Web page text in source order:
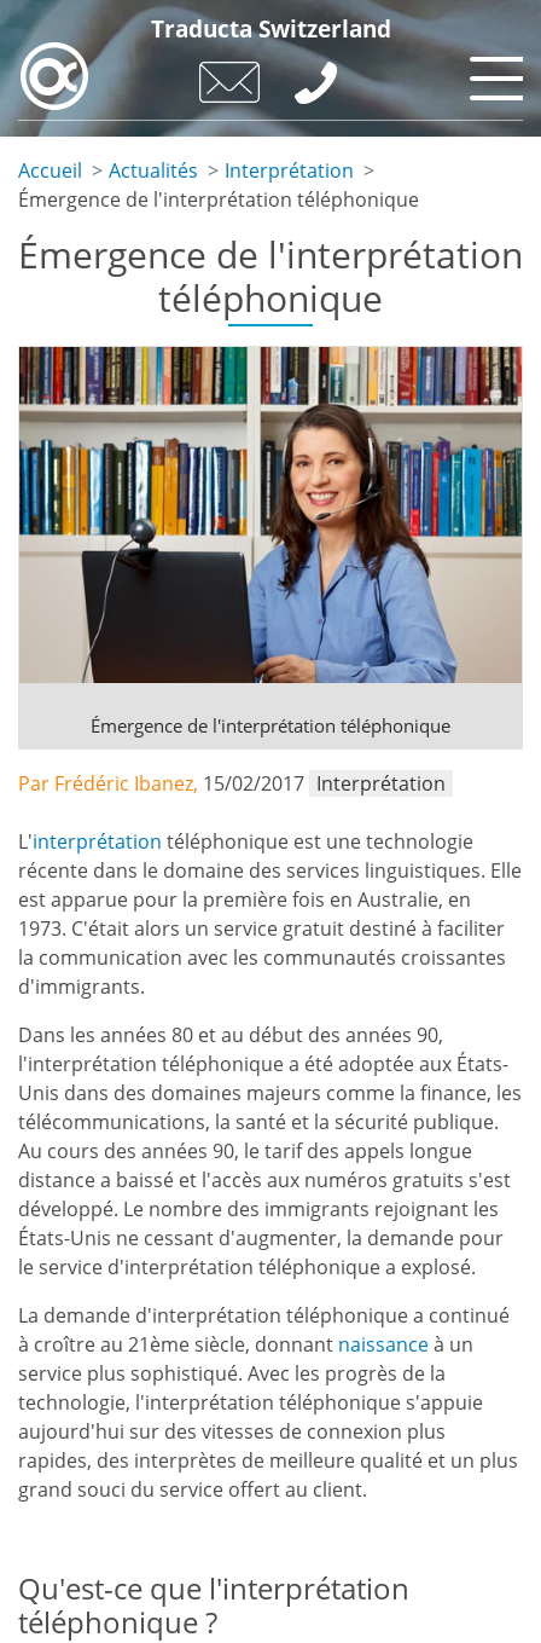
Aller
au
contenu
principal
Traducta Switzerland
Accueil Actualités
Interprétation
Émergence de l'interprétation téléphonique
Émergence de l'interprétation
téléphonique
Émergence de l'interprétation téléphonique
Par Frédéric Ibanez, 15/02/2017 Interprétation
L'interprétation téléphonique est une technologie
récente dans le domaine des services linguistiques. Elle
est apparue pour la première fois en Australie, en
1973. C'était alors un service gratuit destiné à faciliter
la communication avec les communautés croissantes
d'immigrants.
Dans les années 80 et au début des années 90,
l'interprétation téléphonique a été adoptée aux États-
Unis dans des domaines majeurs comme la finance, les
télécommunications, la santé et la sécurité publique.
Au cours des années 90, le tarif des appels longue
distance a baissé et l'accès aux numéros gratuits s'est
développé. Le nombre des immigrants rejoignant les
États-Unis ne cessant d'augmenter, la demande pour
le service d'interprétation téléphonique a explosé.
La demande d'interprétation téléphonique a continué
à croître au 21ème siècle, donnant naissanceà un
service plus sophistiqué. Avec les progrès de la
technologie, l'interprétation téléphonique s'appuie
aujourd'hui sur des vitesses de connexion plus
rapides, des interprètes de meilleure qualité et un plus
grand souci du service offert au client.
Qu'est-ce que l'interprétation
téléphonique ?